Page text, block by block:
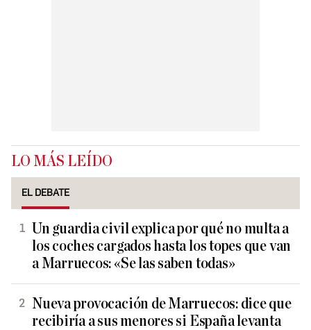
LO MÁS LEÍDO
EL DEBATE
Un guardia civil explica por qué no multa a
los coches cargados hasta los topes que van
a Marruecos: «Se las saben todas»
Nueva provocación de Marruecos: dice que
recibiría a sus menores si España levanta